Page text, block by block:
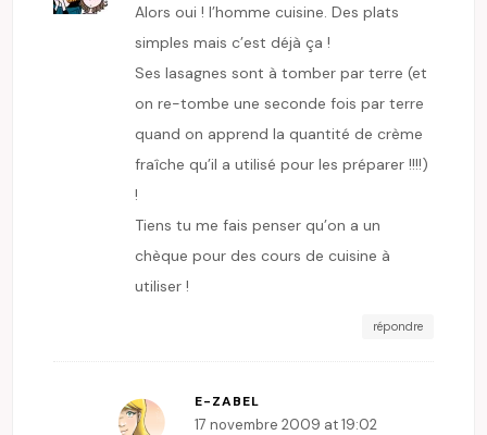
Alors oui ! l’homme cuisine. Des plats
simples mais c’est déjà ça !
Ses lasagnes sont à tomber par terre (et
on re-tombe une seconde fois par terre
quand on apprend la quantité de crème
fraîche qu’il a utilisé pour les préparer !!!!)
!
Tiens tu me fais penser qu’on a un
chèque pour des cours de cuisine à
utiliser !
répondre
E-ZABEL
17 novembre 2009 at 19:02